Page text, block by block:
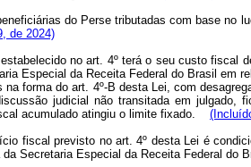
do Perse tributadas com base no
de 2024)
no art. 4º terá o seu custo fiscal
Especial da Receita Federal do Brasil em
na forma do art. 4º-B desta Lei, com
judicial não transitada em julgado,
acumulado atingiu o limite fixado.
fiscal previsto no art. 4º desta Lei é
da Secretaria Especial da Receita Federal